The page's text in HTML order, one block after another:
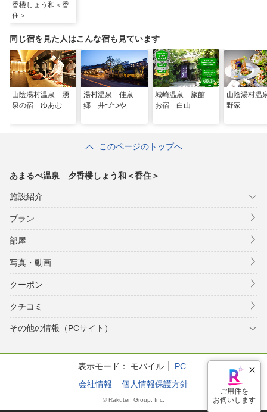
香楼しょう和＜香
住＞
同じ宿を見た人はこんな宿も見ています
山陰湯村温泉 湧
泉の宿 ゆあむ
湯村温泉 佳泉
郷 井づつや
城崎温泉 旅館
お宿 白山
山陰湯村
野家
このページのトップへ
あまるべ温泉 夕香楼しょう和＜香住＞
施設紹介
プラン
部屋
写真・動画
クーポン
クチコミ
その他の情報（PCサイト）
表示モード： モバイル
PC
会社情報
個人情報保護方針
© Rakuten Group, Inc.
ご用件を
お伺いします